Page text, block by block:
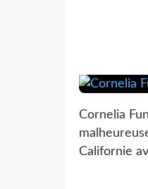
Cornelia
Californie